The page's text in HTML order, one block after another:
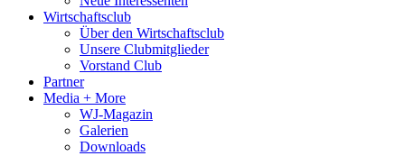
Wirtschaftsclub
Über den Wirtschaftsclub
Unsere Clubmitglieder
Vorstand Club
Partner
Media + More
WJ-Magazin
Galerien
Downloads